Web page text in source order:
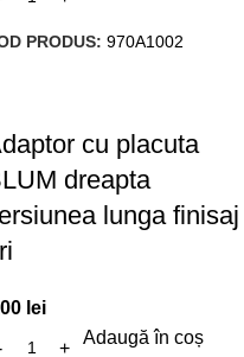
PRODUS: 970A1002
cu placuta
dreapta
lunga finisaj
lei
Adaugă în coș